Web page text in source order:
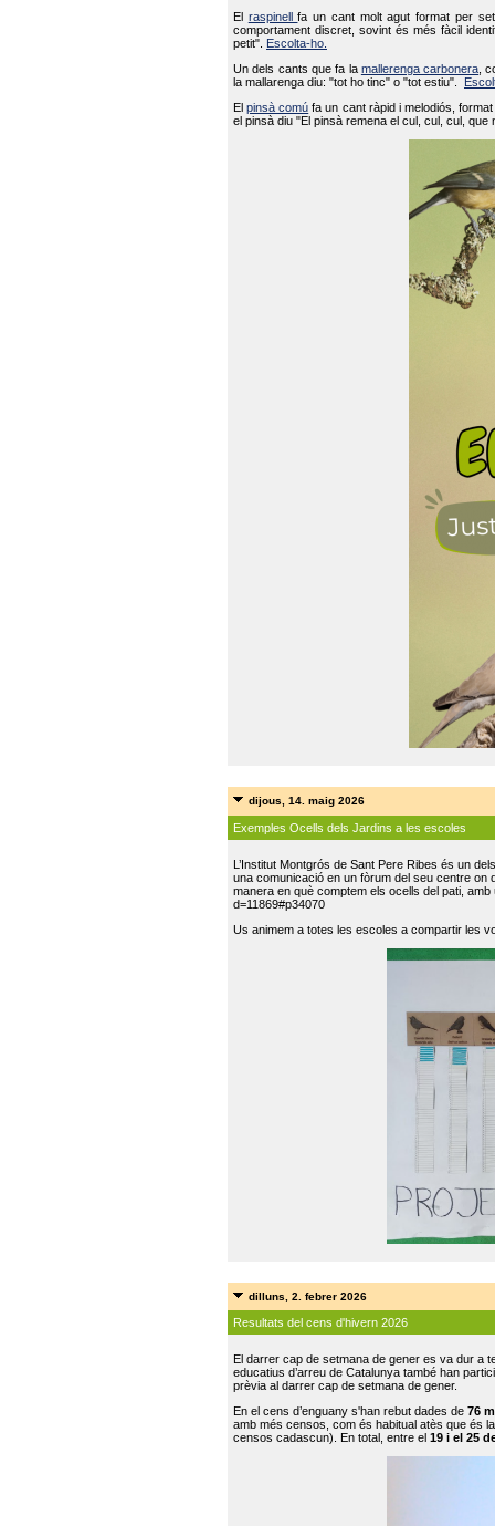
El raspinellfa un cant molt agut format per
comportament discret, sovint és més fàcil
petit".
Escolta-ho.
Un dels cants que fa la mallerenga carbonera ,
la mallarenga diu: "tot ho tinc" o "tot estiu".
Elpinsà comú fa un cant ràpid i melodiós,
el pinsà diu "El pinsà remena el cul, cul, cul,
dijous, 14. maig 2026
Exemples Ocells dels Jardins a les escoles
L’Institut Montgrós de Sant Pere Ribes és un
una comunicació en un fòrum del seu centre on
manera en què comptem els ocells del pati,
d=11869#p34070
Us animem a totes les escoles a compartir les
dilluns, 2. febrer 2026
Resultats del cens d'hivern 2026
El darrer cap de setmana de gener es va dur a
educatius d’arreu de Catalunya també han
prèvia al darrer cap de setmana de gener.
En el cens d’enguany s'han rebut dades de 76
amb més censos, com és habitual atès que és
censos cadascun). En total, entre el 19 i el 25